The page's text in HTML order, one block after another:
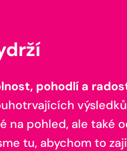
pohodlí a
na pohled, ale také
tu, abychom to